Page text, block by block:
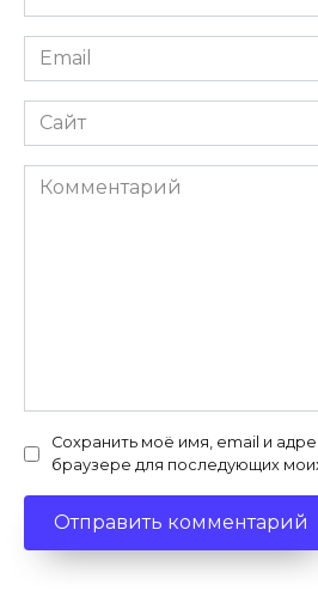
*
Email
*
Сайт
Комментарий
Сохранить моё имя, email и
браузере для последующих